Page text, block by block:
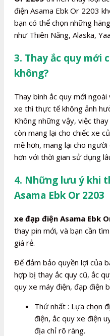
điện Asama Ebk Or 2203
bạn có thể chọn những
như Thiên Năng, Alaska,
3. Thay ắc quy mới
không?
Thay bình ắc quy mới
xe thì thực tế không ảnh
Không những vậy, việc
còn mang lại cho chiếc xe
mẽ hơn, mang lại cho
hơn với thời gian sử dụng
4. Những lưu ý khi
Asama Ebk Or 2203
xe đạp điện Asama Ebk
thay pin mới, và bạn cần
giá rẻ.
Để đảm bảo quyền lợi của
hợp bị thay ắc quy cũ, ắc
quy xe máy điện, đạp điện
Thứ nhất : Lựa chọn
điện, ắc quy xe điện
địa chỉ rõ ràng.